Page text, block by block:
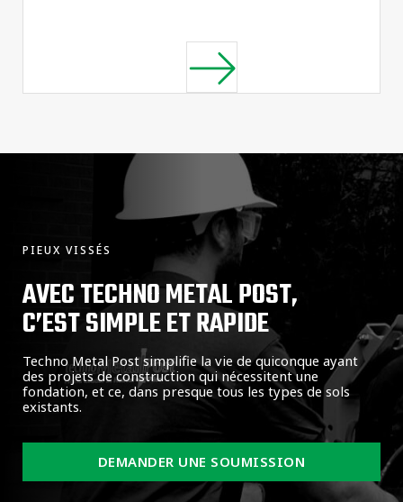
PIEUX VISSÉS
AVEC TECHNO METAL POST,
C’EST SIMPLE ET RAPIDE
Techno Metal Post simplifie la vie de quiconque ayant
des projets de construction qui nécessitent une
fondation, et ce, dans presque tous les types de sols
existants.
DEMANDER UNE SOUMISSION